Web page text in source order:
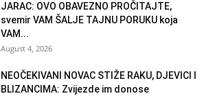
JARAC: OVO OBAVEZNO PROČITAJTE,
svemir VAM ŠALJE TAJNU PORUKU koja
VAM...
August 4, 2026
NEOČEKIVANI NOVAC STIŽE RAKU, DJEVICI I
BLIZANCIMA: Zvijezde im donose